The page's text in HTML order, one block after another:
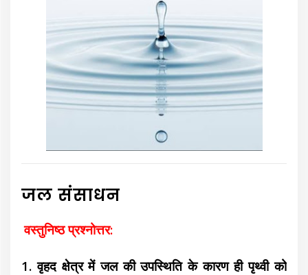
जल संसाधन
वस्तुनिष्ठ प्रश्नोत्तर:
1. वृहद क्षेत्र में जल की उपस्थिति के कारण ही पृथ्वी को